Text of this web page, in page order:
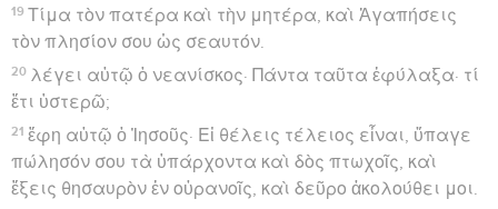
19 Τίμα τὸν πατέρα καὶ τὴν μητέρα, καὶ Ἀγαπήσεις
τὸν πλησίον σου ὡς σεαυτόν.
20 λέγει αὐτῷ ὁ νεανίσκος· Πάντα ταῦτα ἐφύλαξα· τί
ἔτι ὑστερῶ;
21 ἔφη αὐτῷ ὁ Ἰησοῦς· Εἰ θέλεις τέλειος εἶναι, ὕπαγε
πώλησόν σου τὰ ὑπάρχοντα καὶ δὸς πτωχοῖς, καὶ
ἕξεις θησαυρὸν ἐν οὐρανοῖς, καὶ δεῦρο ἀκολούθει μοι.